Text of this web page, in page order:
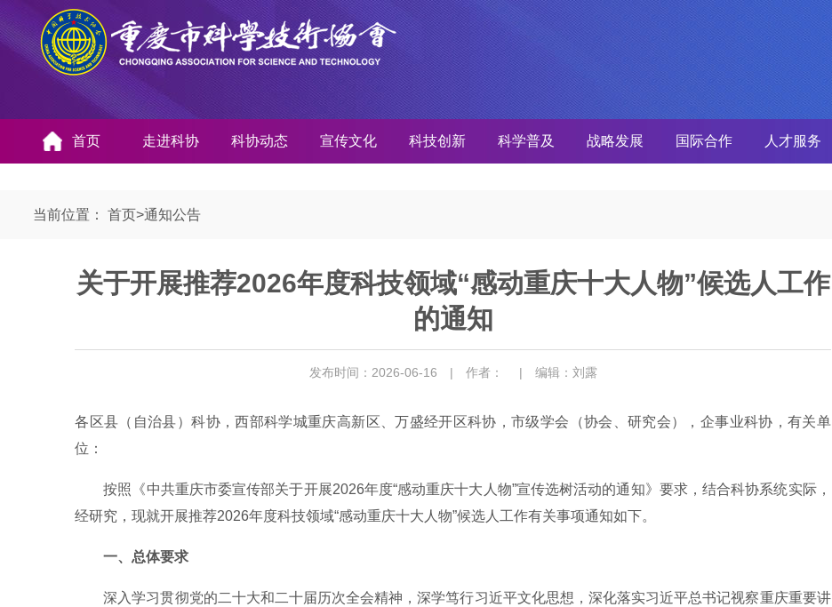
首页 走进科协 科协动态 宣传文化 科技创新 科学普及 战略发展 国际合作 人才服务
当前位置： 首页>通知公告
关于开展推荐2026年度科技领域“感动重庆十大人物”候选人工作
的通知
发布时间：2026-06-16 | 作者： | 编辑：刘露
各区县（自治县）科协，西部科学城重庆高新区、万盛经开区科协，市级学会（协会、研究会），企事业科协，有关单
位：
按照《中共重庆市委宣传部关于开展2026年度“感动重庆十大人物”宣传选树活动的通知》要求，结合科协系统实际，
经研究，现就开展推荐2026年度科技领域“感动重庆十大人物”候选人工作有关事项通知如下。
一、总体要求
深入学习贯彻党的二十大和二十届历次全会精神，深学笃行习近平文化思想，深化落实习近平总书记视察重庆重要讲